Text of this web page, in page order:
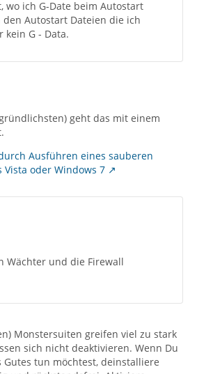
wo ich G-Date beim Autostart
Autostart Dateien die ich
kein G - Data.
geht das mit einem
Ausführen eines sauberen
oder Windows 7
Wächter und die Firewall
Monstersuiten greifen viel zu stark
sich nicht deaktivieren. Wenn Du
Gutes tun möchtest, deinstalliere